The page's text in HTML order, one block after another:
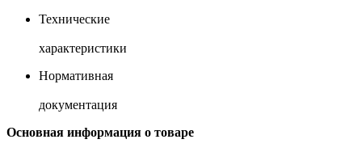
Технические
характеристики
Нормативная
документация
Основная информация о товаре